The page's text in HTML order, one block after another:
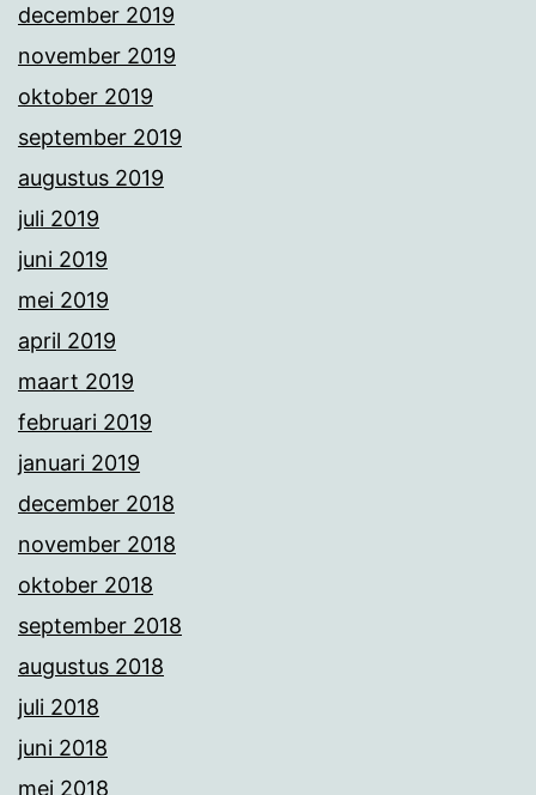
december 2019
november 2019
oktober 2019
september 2019
augustus 2019
juli 2019
juni 2019
mei 2019
april 2019
maart 2019
februari 2019
januari 2019
december 2018
november 2018
oktober 2018
september 2018
augustus 2018
juli 2018
juni 2018
mei 2018